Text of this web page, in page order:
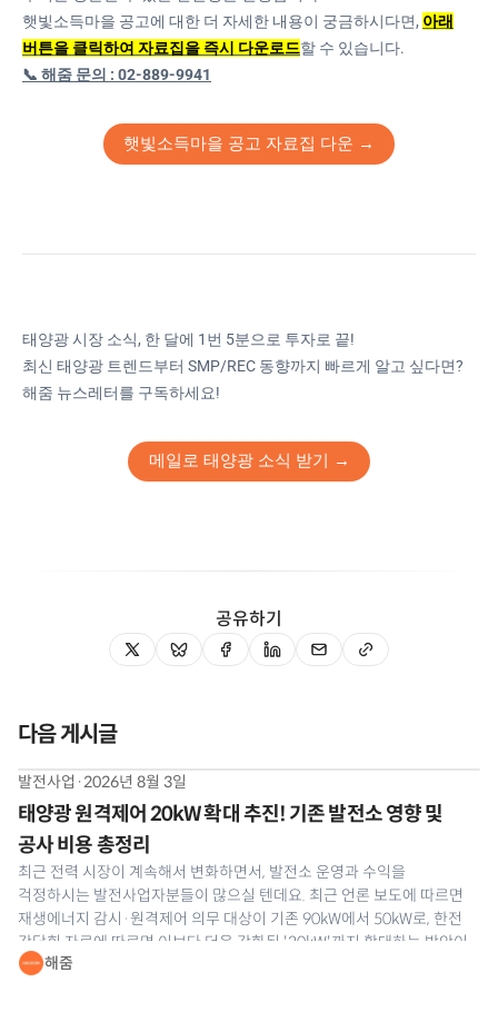
햇빛소득마을 공고에 대한 더 자세한 내용이 궁금하시다면, 아래
버튼을 클릭하여 자료집을 즉시 다운로드할 수 있습니다.
📞 해줌 문의 : 02-889-9941
햇빛소득마을 공고 자료집 다운 →
태양광 시장 소식, 한 달에 1번 5분으로 투자로 끝!
최신 태양광 트렌드부터 SMP/REC 동향까지 빠르게 알고 싶다면?
해줌 뉴스레터를 구독하세요!
메일로 태양광 소식 받기 →
공유하기
다음 게시글
발전사업 ·2026년 8월 3일
태양광 원격제어 20kW 확대 추진! 기존 발전소 영향 및
공사 비용 총정리
최근 전력 시장이 계속해서 변화하면서, 발전소 운영과 수익을
걱정하시는 발전사업자분들이 많으실 텐데요. 최근 언론 보도에 따르면
재생에너지 감시·원격제어 의무 대상이 기존 90kW에서 50kW로, 한전
간담회 자료에 따르면 이보다 더욱 강화된 '20kW'까지 확대하는 방안이
나와 발전사업자분들의 이목이 집중되고 있습니다. 공식 개정안은 최종
해줌